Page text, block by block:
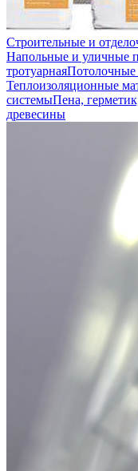
Строительные и
Напольные и уличные
тротуарнаяПотолочные
Теплоизоляционные
системыПена,
древесины